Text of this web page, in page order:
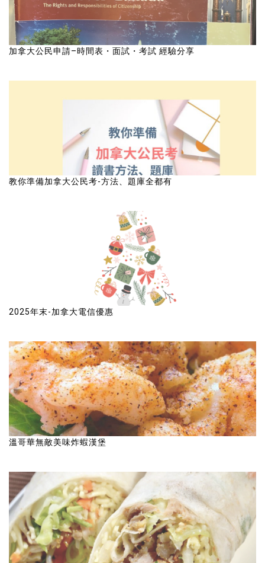
加拿大公民申請–時間表・面試・考試 經驗分享
教你準備加拿大公民考-方法、題庫全都有
2025年末-加拿大電信優惠
溫哥華無敵美味炸蝦漢堡